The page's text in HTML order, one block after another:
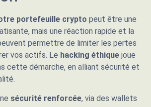
portefeuille crypto peut être une
mais une réaction rapide et la
permettre de limiter les pertes
vos actifs. Le hacking éthique joue
cette démarche, en alliant sécurité et
sécurité renforcée, via des wallets